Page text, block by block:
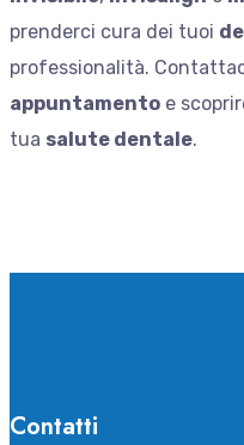
prenderci cura dei tuoi
professionalità.
appuntamento e
tua salute dentale.
Contatti